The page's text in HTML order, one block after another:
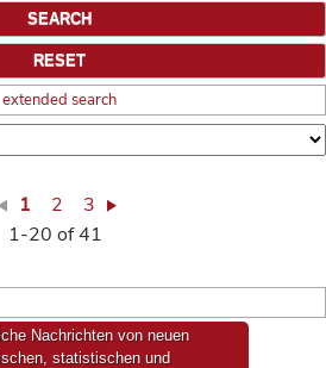
extended search
1 2
3
1-20 of 41
Nachrichten von neuen
statistischen und